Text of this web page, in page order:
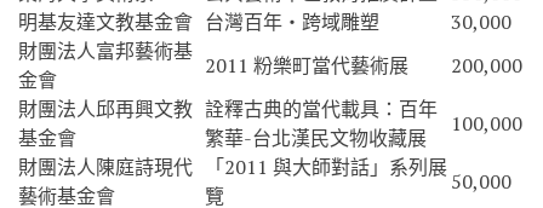
明基友達文教基金會 台灣百年‧跨域雕塑
30,000
財團法人富邦藝術基
金會
2011 粉樂町當代藝術展
200,000
財團法人邱再興文教
基金會
詮釋古典的當代載具：百年
繁華-台北漢民文物收藏展
100,000
財團法人陳庭詩現代
藝術基金會
「2011 與大師對話」系列展
覽
50,000